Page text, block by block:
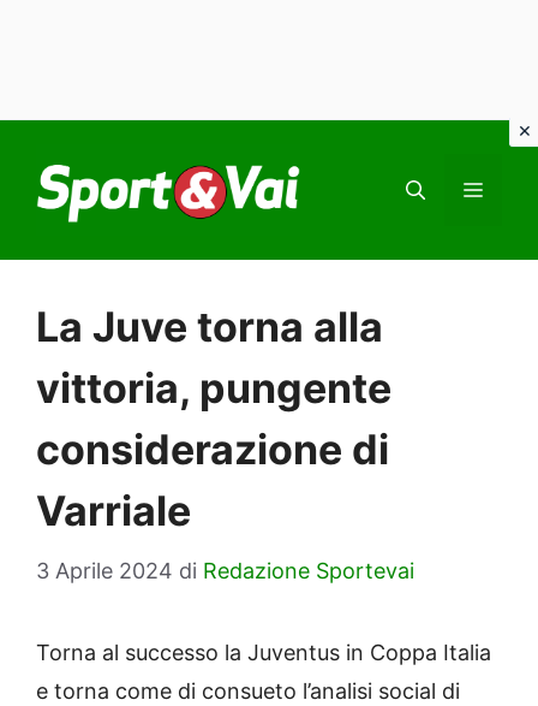
contenuto
La Juve torna alla
vittoria, pungente
considerazione di
Varriale
3 Aprile 2024 di Redazione Sportevai
Torna al successo la Juventus in Coppa Italia
e torna come di consueto l’analisi social di